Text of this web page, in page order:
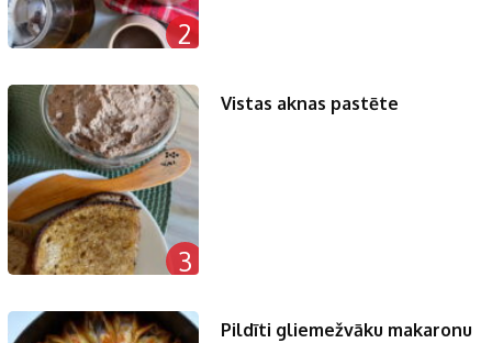
2
3
Vistas aknas pastēte
Pildīti gliemežvāku makaronu